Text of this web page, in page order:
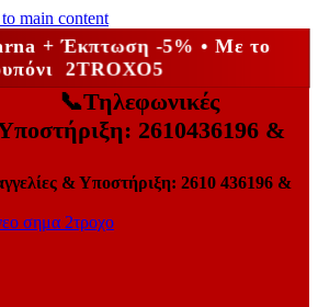
main content
+ Έκπτωση -5% • Με το
2TROXO5
Τηλεφωνικές
2610436196 &
& Υποστήριξη: 2610 436196 &